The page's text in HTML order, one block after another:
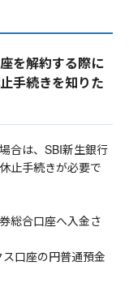
を解約する際に
手続きを知りた
合は、SBI新生銀行
止手続きが必要で
総合口座へ入金さ
口座の円普通預金